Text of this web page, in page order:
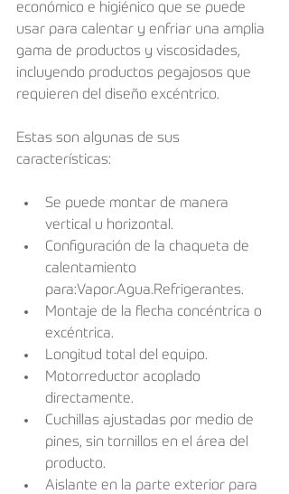
económico e higiénico que se puede
usar para calentar y enfriar una amplia
gama de productos y viscosidades,
incluyendo productos pegajosos que
requieren del diseño excéntrico.
Estas son algunas de sus
características:
Se puede montar de manera
vertical u horizontal.
Configuración de la chaqueta de
calentamiento
para:Vapor.Agua.Refrigerantes.
Montaje de la flecha concéntrica o
excéntrica.
Longitud total del equipo.
Motorreductor acoplado
directamente.
Cuchillas ajustadas por medio de
pines, sin tornillos en el área del
producto.
Aislante en la parte exterior para